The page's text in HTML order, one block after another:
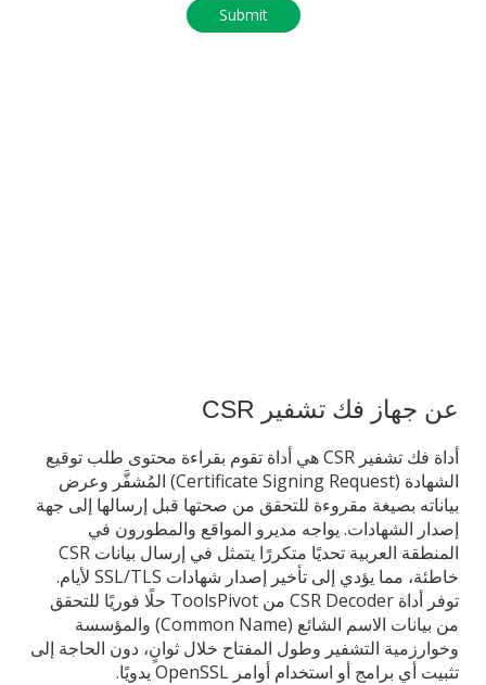
عن جهاز فك تشفير CSR
أداة فك تشفير CSR هي أداة تقوم بقراءة محتوى طلب توقيع
الشهادة (Certificate Signing Request) المُشفَّر وعرض
بياناته بصيغة مقروءة للتحقق من صحتها قبل إرسالها إلى جهة
إصدار الشهادات. يواجه مديرو المواقع والمطورون في
المنطقة العربية تحديًا متكررًا يتمثل في إرسال بيانات CSR
خاطئة، مما يؤدي إلى تأخير إصدار شهادات SSL/TLS لأيام.
توفر أداة CSR Decoder من ToolsPivot حلًا فوريًا للتحقق
من بيانات الاسم الشائع (Common Name) والمؤسسة
وخوارزمية التشفير وطول المفتاح خلال ثوانٍ، دون الحاجة إلى
تثبيت أي برامج أو استخدام أوامر OpenSSL يدويًا.